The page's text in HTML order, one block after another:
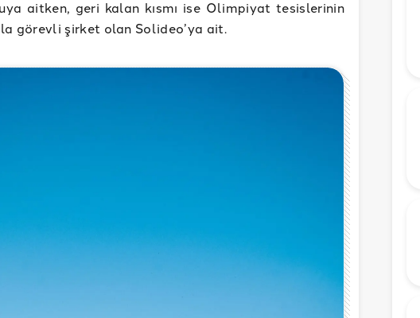
aitken, geri kalan kısmı ise Olimpiyat tesislerinin
görevli şirket olan Solideo’ya ait.